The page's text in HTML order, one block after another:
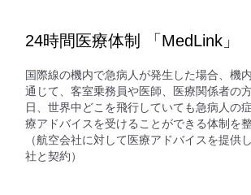
24時間医療体制 「MedLink」
国際線の機内で急病人が発生した場合、機
通じて、客室乗務員や医師、医療関係者の
日、世界中どこを飛行していても急病人の
療アドバイスを受けることができる体制を
（航空会社に対して医療アドバイスを提供
社と契約）